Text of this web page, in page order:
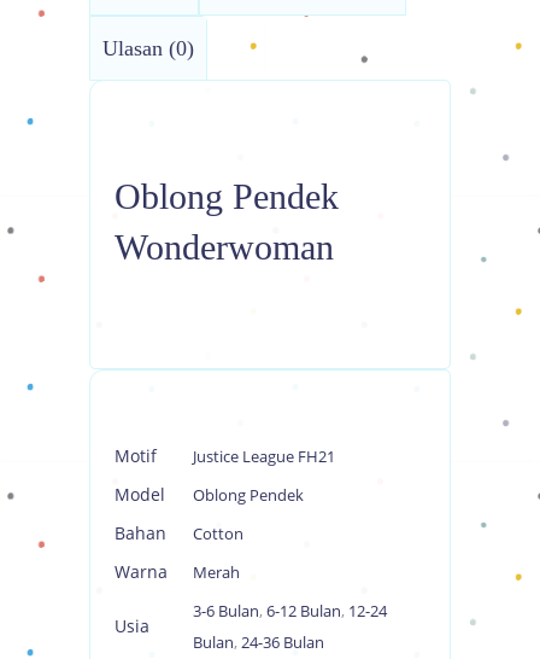
Ulasan (0)
Oblong Pendek
Wonderwoman
Motif Justice League FH21
Model Oblong Pendek
Bahan Cotton
Warna Merah
Usia
3-6 Bulan, 6-12 Bulan, 12-24
Bulan, 24-36 Bulan